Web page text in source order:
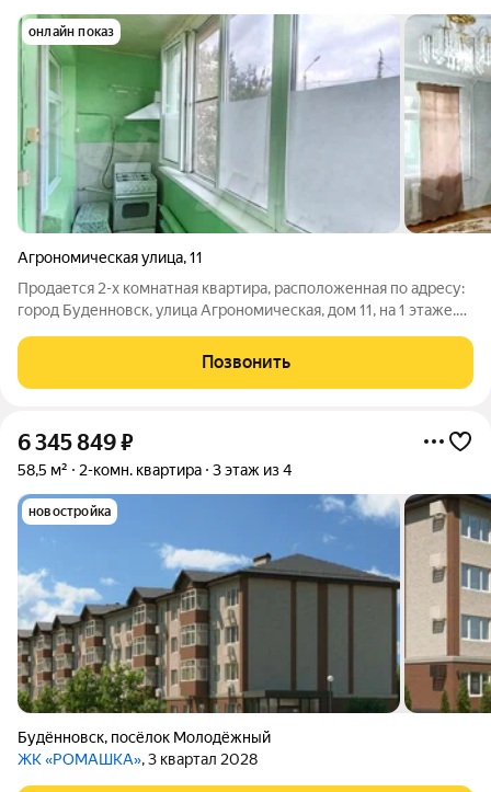
онлайн показ
Агрономическая улица,11
Продается 2-х комнатная квартира, расположенная по адресу:
город Буденновск, улица Агрономическая, дом 11, на 1 этаже.
санузел раздельный, отапливаемая лоджия (6 м) застеклена
ПВХ.
Позвонить
6 345 849₽
58,5 м² 2-комн. квартира 3 этаж из 4
новостройка
Будённовск, посёлок Молодёжный
ЖК «РОМАШКА», 3 квартал 2028